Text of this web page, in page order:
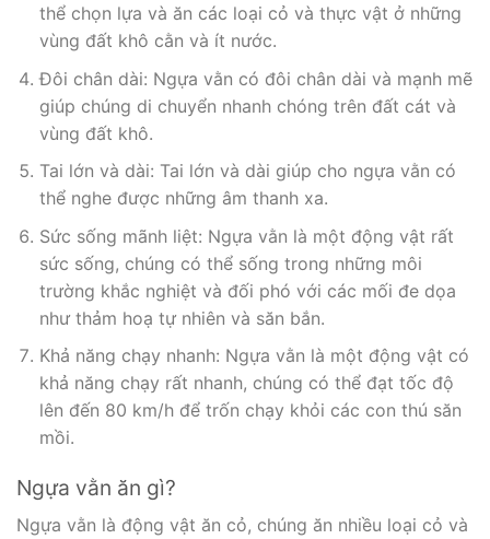
thể chọn lựa và ăn các loại cỏ và thực vật ở những
vùng đất khô cằn và ít nước.
Đôi chân dài: Ngựa vằn có đôi chân dài và mạnh mẽ
giúp chúng di chuyển nhanh chóng trên đất cát và
vùng đất khô.
Tai lớn và dài: Tai lớn và dài giúp cho ngựa vằn có
thể nghe được những âm thanh xa.
Sức sống mãnh liệt: Ngựa vằn là một động vật rất
sức sống, chúng có thể sống trong những môi
trường khắc nghiệt và đối phó với các mối đe dọa
như thảm hoạ tự nhiên và săn bắn.
Khả năng chạy nhanh: Ngựa vằn là một động vật có
khả năng chạy rất nhanh, chúng có thể đạt tốc độ
lên đến 80 km/h để trốn chạy khỏi các con thú săn
mồi.
Ngựa vằn ăn gì?
Ngựa vằn là động vật ăn cỏ, chúng ăn nhiều loại cỏ và